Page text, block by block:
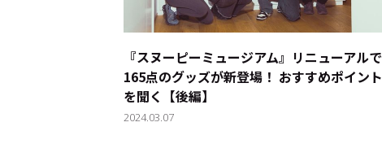
『スヌーピーミュージアム』リニューアルで
165点のグッズが新登場！ おすすめポイント
を聞く【後編】
2024.03.07